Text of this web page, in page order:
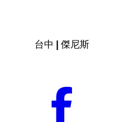
台中 | 傑尼斯